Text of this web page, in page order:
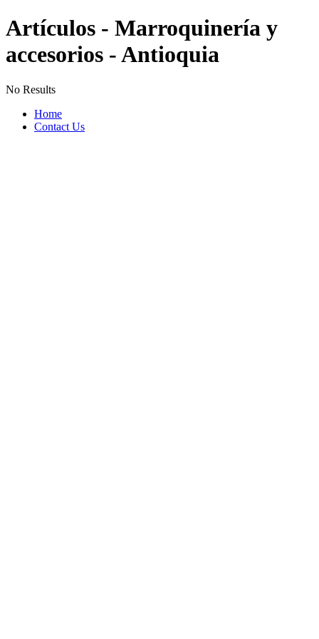
Artículos - Marroquinería y
accesorios - Antioquia
No Results
Home
Contact Us